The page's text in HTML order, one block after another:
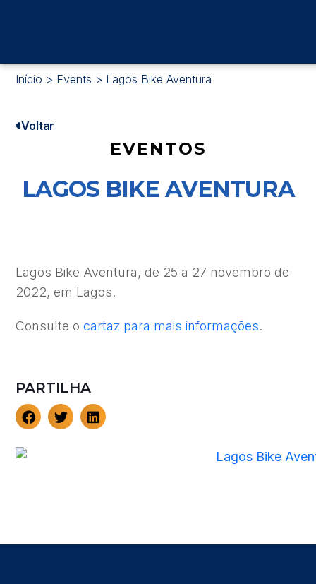
Início > Events > Lagos Bike Aventura
Voltar
EVENTOS
LAGOS BIKE AVENTURA
Lagos Bike Aventura, de 25 a 27 novembro de
2022, em Lagos.
Consulte o cartaz para mais informações.
PARTILHA